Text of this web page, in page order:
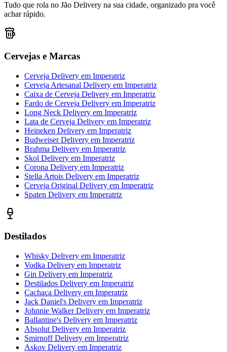
Tudo que rola no Jão Delivery na sua cidade, organizado pra você
achar rápido.
Cervejas e Marcas
Cerveja Delivery em Imperatriz
Cerveja Artesanal Delivery em Imperatriz
Caixa de Cerveja Delivery em Imperatriz
Fardo de Cerveja Delivery em Imperatriz
Long Neck Delivery em Imperatriz
Lata de Cerveja Delivery em Imperatriz
Heineken Delivery em Imperatriz
Budweiser Delivery em Imperatriz
Brahma Delivery em Imperatriz
Skol Delivery em Imperatriz
Corona Delivery em Imperatriz
Stella Artois Delivery em Imperatriz
Cerveja Original Delivery em Imperatriz
Spaten Delivery em Imperatriz
Destilados
Whisky Delivery em Imperatriz
Vodka Delivery em Imperatriz
Gin Delivery em Imperatriz
Destilados Delivery em Imperatriz
Cachaça Delivery em Imperatriz
Jack Daniel's Delivery em Imperatriz
Johnnie Walker Delivery em Imperatriz
Ballantine's Delivery em Imperatriz
Absolut Delivery em Imperatriz
Smirnoff Delivery em Imperatriz
Askov Delivery em Imperatriz